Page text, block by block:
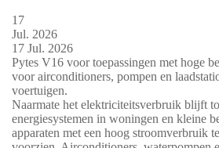
17
Jul. 2026
17 Jul. 2026
Pytes V16 voor toepassingen met hoge
voor airconditioners, pompen en
voertuigen.
Naarmate het elektriciteitsverbruik blijft
energiesystemen in woningen en kleine
apparaten met een hoog stroomverbruik